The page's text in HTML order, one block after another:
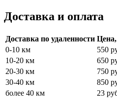
Доставка и оплата
Доставка по удаленности
0-10 км
550
10-20 км
650
20-30 км
750
30-40 км
850
более 40 км
23